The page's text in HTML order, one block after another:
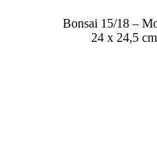
Bonsai 15/18 –
24 x 24,5